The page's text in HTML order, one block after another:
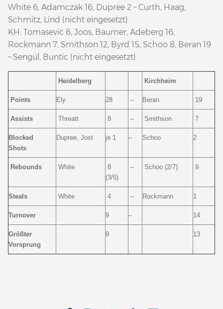
White 6, Adamczak 16, Dupree 2 – Curth, Haag,
Schmitz, Lind (nicht eingesetzt)
KH: Tomasevic 6, Joos, Baumer, Adeberg 16,
Rockmann 7, Smithson 12, Byrd 15, Schoo 8, Beran 19
– Sengül, Buntic (nicht eingesetzt)
Heidelberg Kirchheim
Points Ely 28 – Beran 19
Assists Threatt 8 – Smithson 7
Blocked
Shots
Dupree, Jost je 1 – Schoo 2
Rebounds White
8
(3/5)
– Schoo (2/7) 9
Steals White 4 – Rockmann 1
Turnover 9 – 14
Größter
Vorsprung
9 13